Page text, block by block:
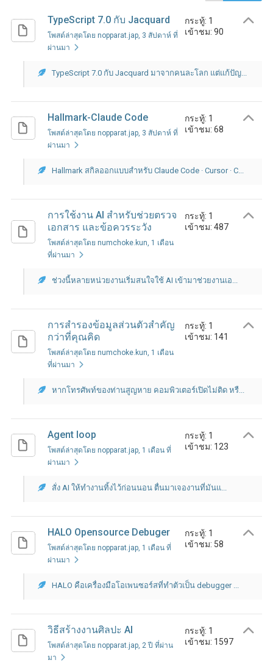
TypeScript 7.0 กับ Jacquard
โพสต์ล่าสุดโดย nopparat.jap, 3 สัปดาห์ ที่
ผ่านมา
กระทู้: 1
เข้าชม: 90
TypeScript 7.0 กับ Jacquard มาจากคนละโลก แต่แก้ปัญ...
Hallmark-Claude Code
โพสต์ล่าสุดโดย nopparat.jap, 3 สัปดาห์ ที่
ผ่านมา
กระทู้: 1
เข้าชม: 68
Hallmark สกิลออกแบบสำหรับ Claude Code · Cursor · C...
การใช้งาน AI สำหรับช่วยตรวจ
เอกสาร และข้อควรระวัง
โพสต์ล่าสุดโดย numchoke.kun, 1 เดือน
ที่ผ่านมา
กระทู้: 1
เข้าชม: 487
ช่วงนี้หลายหน่วยงานเริ่มสนใจใช้ AI เข้ามาช่วยงานเอ...
การสำรองข้อมูลส่วนตัวสำคัญ
กว่าที่คุณคิด
โพสต์ล่าสุดโดย numchoke.kun, 1 เดือน
ที่ผ่านมา
กระทู้: 1
เข้าชม: 141
หากโทรศัพท์ของท่านสูญหาย คอมพิวเตอร์เปิดไม่ติด หรื...
Agent loop
โพสต์ล่าสุดโดย nopparat.jap, 1 เดือน ที่
ผ่านมา
กระทู้: 1
เข้าชม: 123
สั่ง AI ให้ทำงานทิ้งไว้ก่อนนอน ตื่นมาเจองานที่มันแ...
HALO Opensource Debuger
โพสต์ล่าสุดโดย nopparat.jap, 1 เดือน ที่
ผ่านมา
กระทู้: 1
เข้าชม: 58
HALO คือเครื่องมือโอเพนซอร์สที่ทำตัวเป็น debugger ...
วิธีสร้างงานศิลปะ AI
โพสต์ล่าสุดโดย nopparat.jap, 2 ปี ที่ผ่าน
มา
กระทู้: 1
เข้าชม: 1597